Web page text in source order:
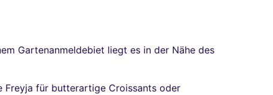
Gartenanmeldebiet liegt es in der Nähe des
Freyja für butterartige Croissants oder